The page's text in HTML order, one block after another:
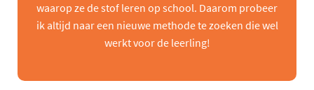
waarop ze de stof leren op school. Daarom probeer
ik altijd naar een nieuwe methode te zoeken die wel
werkt voor de leerling!